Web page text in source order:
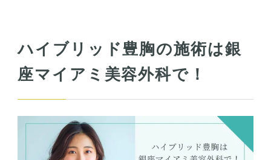
ハイブリッド豊胸の施術は銀
座マイアミ美容外科で！